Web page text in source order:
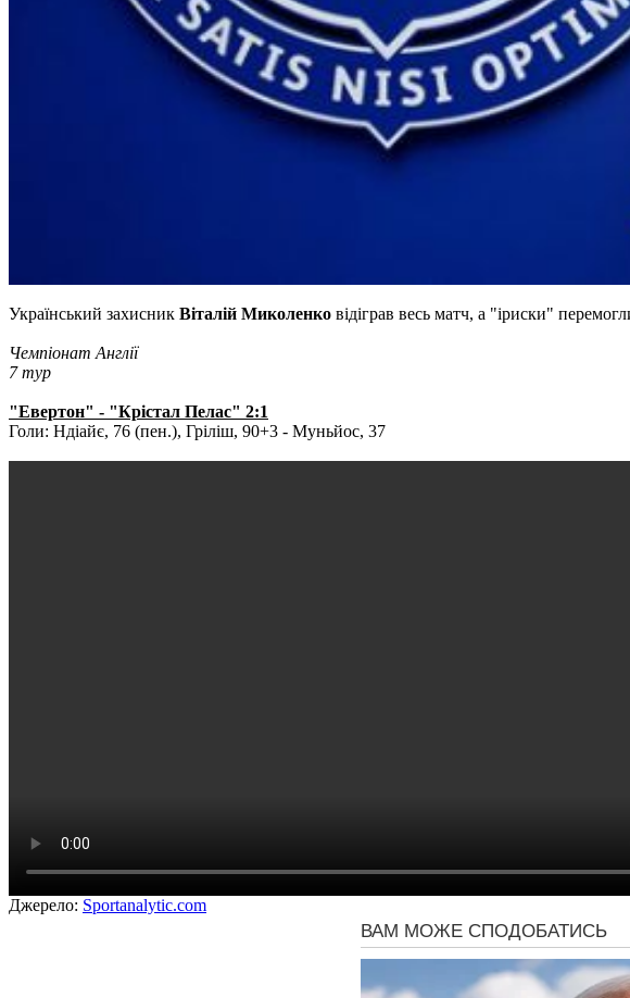
Український захисник Віталій Миколенко відіграв весь матч, а "іриски"
Чемпіонат Англії
7 тур
"Евертон" - "Крістал Пелас" 2:1
Голи: Ндіайє, 76 (пен.), Гріліш, 90+3 - Муньйос, 37
Джерело: Sportanalytic.com